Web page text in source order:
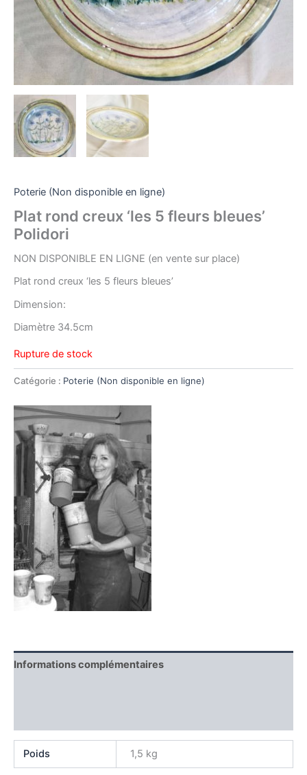
Poterie (Non disponible en ligne)
Plat rond creux ‘les 5 fleurs bleues’
Polidori
NON DISPONIBLE EN LIGNE (en vente sur place)
Plat rond creux ‘les 5 fleurs bleues’
Dimension:
Diamètre 34.5cm
Rupture de stock
Catégorie : Poterie (Non disponible en ligne)
Informations complémentaires
Poids 1,5 kg